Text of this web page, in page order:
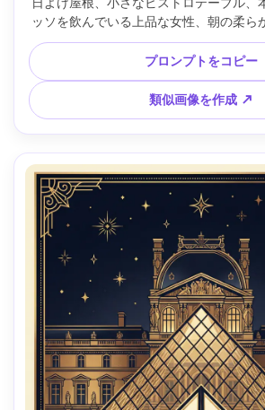
日よけ屋根、小さなビストロテーブル、
ッソを飲んでいる上品な女性、朝の柔ら
エットと強い影、ブラック・クリーム・
定配色、「CAFE PARISIEN」のヴィンテ
ンク、繊細な紙質感、クリーンなポスタ
の余白、85mmレンズ、浅い被写
プロンプトをコピー
類似画像を作成 ↗